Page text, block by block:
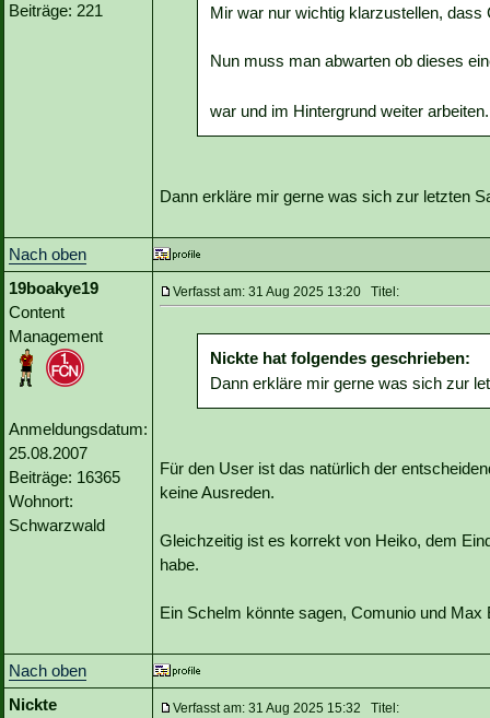
Beiträge: 221
Mir war nur wichtig klarzustellen,
Nun muss man abwarten ob dieses
war und im Hintergrund weiter
Dann erkläre mir gerne was sich zur letzten
Nach oben
19boakye19
Content
Management
Anmeldungsdatum:
25.08.2007
Beiträge: 16365
Wohnort:
Schwarzwald
Verfasst am: 31 Aug 2025 13:20 Titel:
Nickte hat folgendes geschrieben:
Dann erkläre mir gerne was sich zur
Für den User ist das natürlich der
keine Ausreden.
Gleichzeitig ist es korrekt von Heiko, dem
habe.
Ein Schelm könnte sagen, Comunio und
Nach oben
Nickte
Verfasst am: 31 Aug 2025 15:32 Titel: